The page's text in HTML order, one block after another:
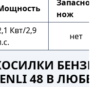
нож
Квт/2,9
нет
48 В